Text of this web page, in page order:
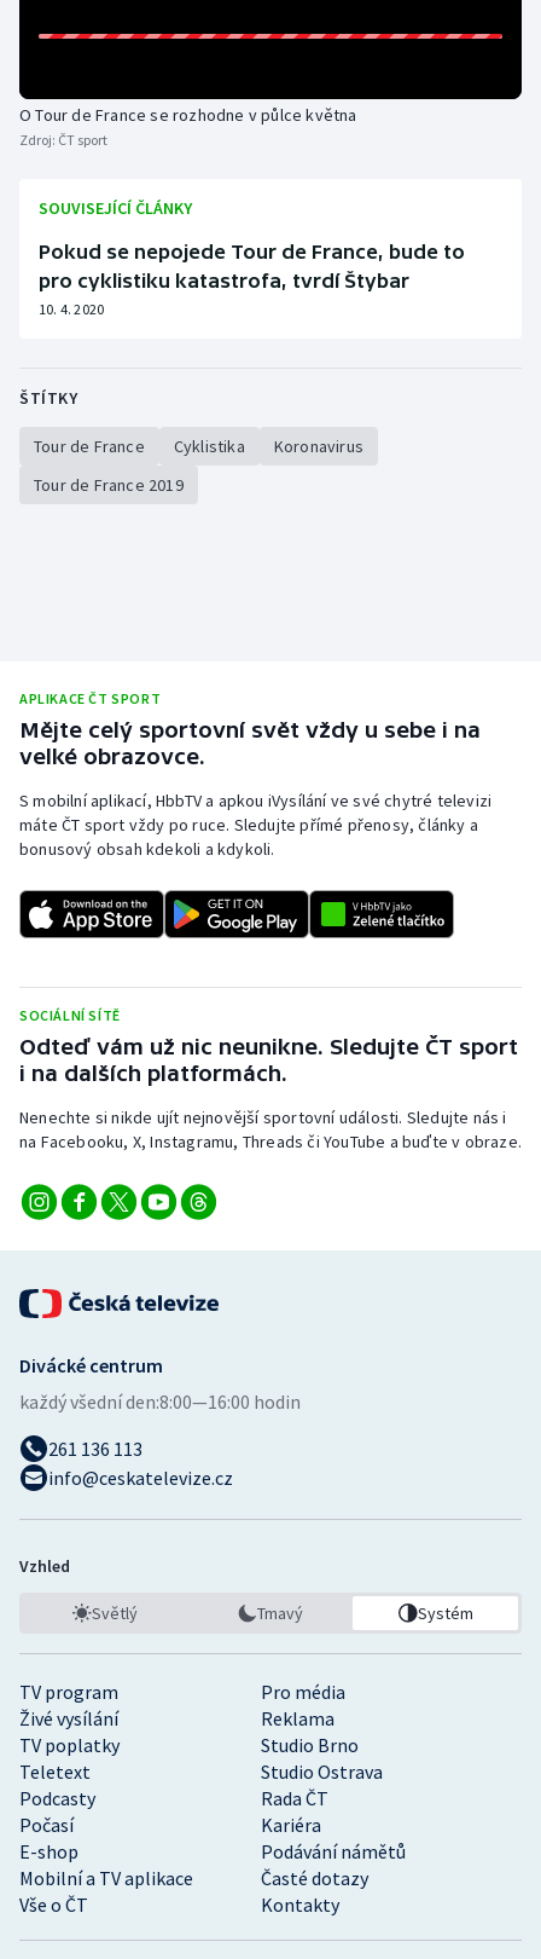
Rychlobruslení
Sportovní střelba
Triatlon
O Tour de France se rozhodne v půlce května
Zdroj: ČT sport
SOUVISEJÍCÍ ČLÁNKY
Pokud se nepojede Tour de France, bude to
pro cyklistiku katastrofa, tvrdí Štybar
10. 4. 2020
ŠTÍTKY
Tour de France Cyklistika
Koronavirus
Tour de France 2019
APLIKACE ČT SPORT
Mějte celý sportovní svět vždy u sebe i na
velké obrazovce.
S mobilní aplikací, HbbTV a apkou iVysílání ve své chytré televizi
máte ČT sport vždy po ruce. Sledujte přímé přenosy, články a
bonusový obsah kdekoli a kdykoli.
SOCIÁLNÍ SÍTĚ
Odteď vám už nic neunikne. Sledujte ČT sport
i na dalších platformách.
Nenechte si nikde ujít nejnovější sportovní události. Sledujte nás i
na Facebooku, X, Instagramu, Threads či YouTube a buďte v obraze.
TV program
Pro média
Živé vysílání
Reklama
TV poplatky
Studio Brno
Teletext
Studio Ostrava
Podcasty
Rada ČT
Počasí
Kariéra
E-shop
Podávání námětů
Mobilní a TV aplikace
Časté dotazy
Vše o ČT
Kontakty
Divácké centrum
každý všední den:8:00—16:00 hodin
261 136 113
info@ceskatelevize.cz
Vzhled
Světlý Tmavý Systém